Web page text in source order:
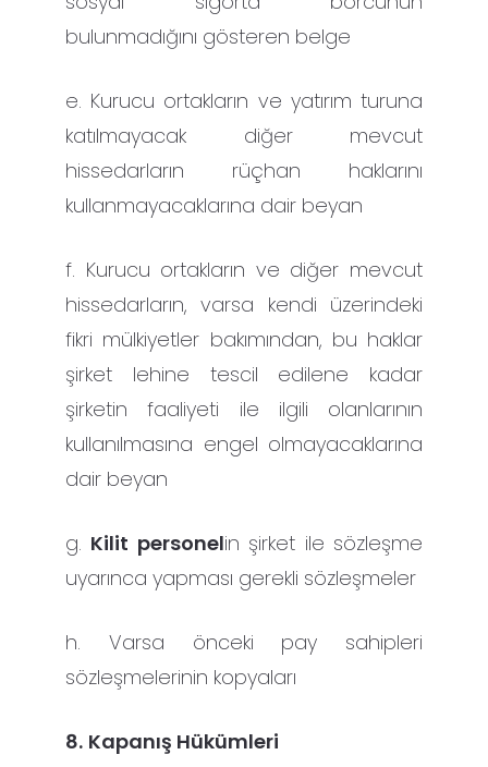
bulunmadığını gösteren belge
e. Kurucu ortakların ve yatırım turuna
katılmayacak diğer mevcut
hissedarların rüçhan haklarını
kullanmayacaklarına dair beyan
f. Kurucu ortakların ve diğer mevcut
hissedarların, varsa kendi üzerindeki
fikri mülkiyetler bakımından, bu haklar
şirket lehine tescil edilene kadar
şirketin faaliyeti ile ilgili olanlarının
kullanılmasına engel olmayacaklarına
dair beyan
g. Kilit personelin şirket ile sözleşme
uyarınca yapması gerekli sözleşmeler
h. Varsa önceki pay sahipleri
sözleşmelerinin kopyaları
8. Kapanış Hükümleri